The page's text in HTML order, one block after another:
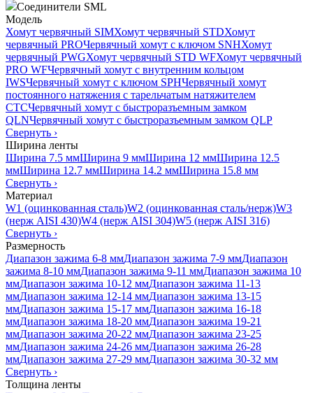
Соединители SML
Модель
Хомут червячный SIMХомут червячный STDХомут
червячный PROЧервячный хомут с ключом SNHХомут
червячный PWGХомут червячный STD WFХомут червячный
PRO WFЧервячный хомут с внутренним кольцом
IWSЧервячный хомут с ключом SPHЧервячный хомут
постоянного натяжения с тарельчатым натяжителем
CTCЧервячный хомут с быстроразъемным замком
QLNЧервячный хомут с быстроразъемным замком QLP
Свернуть ›
Ширина ленты
Ширина 7.5 ммШирина 9 ммШирина 12 ммШирина 12.5
ммШирина 12.7 ммШирина 14.2 ммШирина 15.8 мм
Свернуть ›
Материал
W1 (оцинкованная сталь)W2 (оцинкованная сталь/нерж)W3
(нерж AISI 430)W4 (нерж AISI 304)W5 (нерж AISI 316)
Свернуть ›
Размерность
Диапазон зажима 6-8 ммДиапазон зажима 7-9 ммДиапазон
зажима 8-10 ммДиапазон зажима 9-11 ммДиапазон зажима 10
ммДиапазон зажима 10-12 ммДиапазон зажима 11-13
ммДиапазон зажима 12-14 ммДиапазон зажима 13-15
ммДиапазон зажима 15-17 ммДиапазон зажима 16-18
ммДиапазон зажима 18-20 ммДиапазон зажима 19-21
ммДиапазон зажима 20-22 ммДиапазон зажима 23-25
ммДиапазон зажима 24-26 ммДиапазон зажима 26-28
ммДиапазон зажима 27-29 ммДиапазон зажима 30-32 мм
Свернуть ›
Толщина ленты